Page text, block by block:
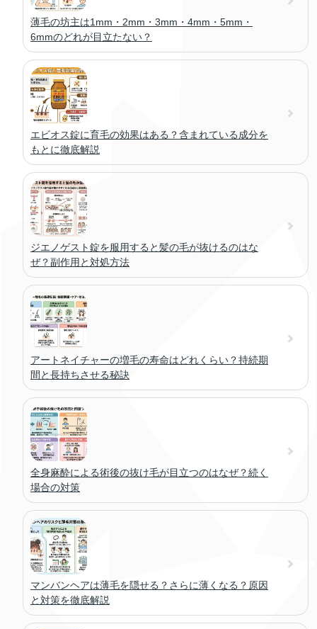
薄毛の坊主は1mm・2mm・3mm・4mm・5mm・
6mmのどれが目立たない？
エビオス錠に育毛の効果はある？含まれている成分を
もとに徹底解説
ジエノゲスト錠を服用すると髪の毛が抜けるのはな
ぜ？副作用と対処方法
アートネイチャーの増毛の寿命はどれくらい？持続期
間と長持ちさせる秘訣
全身麻酔による術後の抜け毛が目立つのはなぜ？続く
場合の対策
マンバンヘアは薄毛を隠せる？さらに薄くなる？原因
と対策を徹底解説